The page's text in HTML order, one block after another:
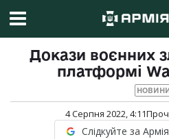
Докази воєнних
платформі
НОВИНИ
4 Серпня 2022, 4:11
Слідкуйте за